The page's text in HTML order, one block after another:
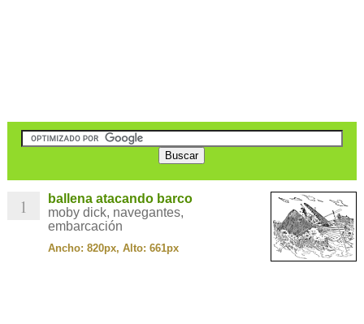
1
ballena atacando barco
moby dick, navegantes,
embarcación
Ancho: 820px, Alto: 661px